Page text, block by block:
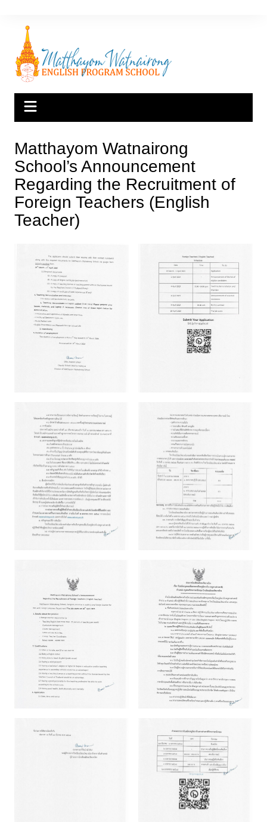
content
Matthayom Watnairong
School’s Announcement
Regarding the Recruitment of
Foreign Teachers (English
Teacher)